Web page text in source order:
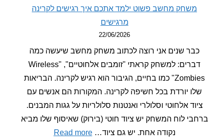
מחשב פשוט ילמד אתכם איך רגישים לקרינה
מרגישים
22/06/2026
שנים אני רוצה לכתוב משחק מחשב שיעשה כמה
דברים: למשחק קראתי "זומבים אלחוטיים", "Wireless
Zombies" כמו בחיים, הגיבור הוא רגיש לקרינה. הבריאות
יורדת בכל חשיפה לקרינה. המקורות הם אנשים עם
אלחוטי וסלולרי ואנטנות סלולריות על גגות המבנים.
לוח המשחק יש ציוד חוטי (בירוק) שאיסוף שלו מביא
נקודה אחת. יש גם ציוד…Read more
: